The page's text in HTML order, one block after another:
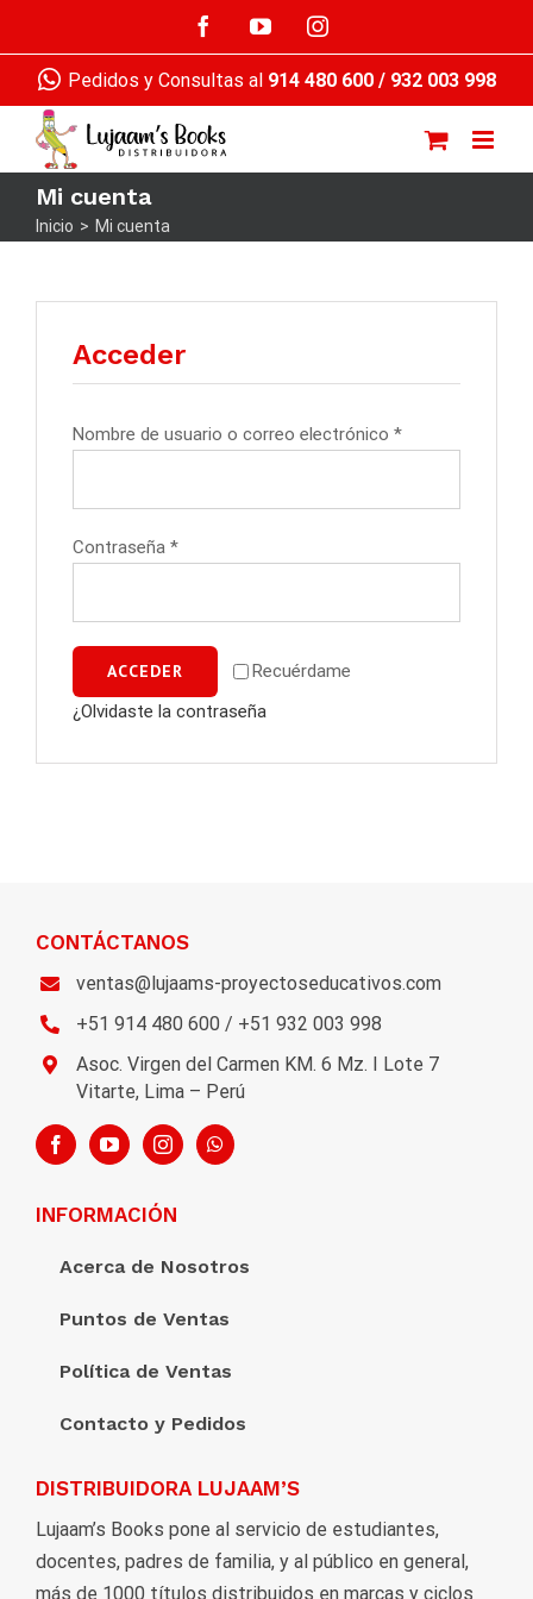
contenido
FacebookYouTubeInstagram
Pedidos y Consultas al 914 480 600/ 932 003 998
Mi cuenta
Inicio > Mi cuenta
Acceder
Nombre de usuario o correo electrónico *
Contraseña *
Recuérdame
ACCEDER
¿Olvidaste la contraseña
CONTÁCTANOS
ventas@lujaams-proyectoseducativos.com
+51 914 480 600 / +51 932 003 998
Asoc. Virgen del Carmen KM. 6 Mz. I Lote 7
Vitarte, Lima – Perú
INFORMACIÓN
Acerca de Nosotros
Puntos de Ventas
Política de Ventas
Contacto y Pedidos
DISTRIBUIDORA LUJAAM’S
Lujaam’s Books pone al servicio de estudiantes,
docentes, padres de familia, y al público en general,
más de 1000 títulos distribuidos en marcas y ciclos